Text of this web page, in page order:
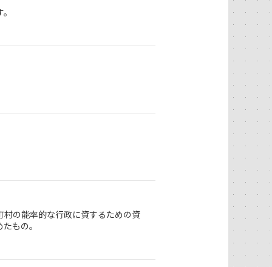
の能率的な行政に資するための資
もの。